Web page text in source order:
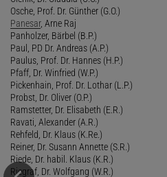
Osche, Prof. Dr. Günther (G.O.)
Panesar, Arne Raj
Panholzer, Bärbel (B.P.)
Paul, PD Dr. Andreas (A.P.)
Paulus, Prof. Dr. Hannes (H.P.)
Pfaff, Dr. Winfried (W.P.)
Pickenhain, Prof. Dr. Lothar (L.P.)
Probst, Dr. Oliver (O.P.)
Ramstetter, Dr. Elisabeth (E.R.)
Ravati, Alexander (A.R.)
Rehfeld, Dr. Klaus (K.Re.)
Reiner, Dr. Susann Annette (S.R.)
Riede, Dr. habil. Klaus (K.R.)
Riegraf, Dr. Wolfgang (W.R.)